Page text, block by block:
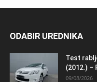
ODABIR UREDNIKA
Test
(2012.) –
09/08/2026